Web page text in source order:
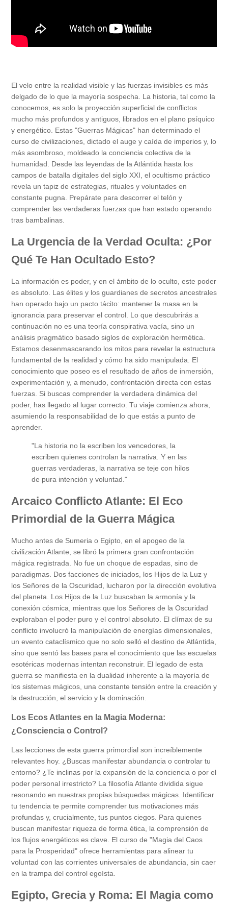
El velo entre la realidad visible y las fuerzas invisibles es más
delgado de lo que la mayoría sospecha. La historia, tal como la
conocemos, es solo la proyección superficial de conflictos
mucho más profundos y antiguos, librados en el plano psíquico
y energético. Estas "Guerras Mágicas" han determinado el
curso de civilizaciones, dictado el auge y caída de imperios y, lo
más asombroso, moldeado la conciencia colectiva de la
humanidad. Desde las leyendas de la Atlántida hasta los
campos de batalla digitales del siglo XXI, el ocultismo práctico
revela un tapiz de estrategias, rituales y voluntades en
constante pugna. Prepárate para descorrer el telón y
comprender las verdaderas fuerzas que han estado operando
tras bambalinas.
La Urgencia de la Verdad Oculta: ¿Por
Qué Te Han Ocultado Esto?
La información es poder, y en el ámbito de lo oculto, este poder
es absoluto. Las élites y los guardianes de secretos ancestrales
han operado bajo un pacto tácito: mantener la masa en la
ignorancia para preservar el control. Lo que descubrirás a
continuación no es una teoría conspirativa vacía, sino un
análisis pragmático basado siglos de exploración hermética.
Estamos desenmascarando los mitos para revelar la estructura
fundamental de la realidad y cómo ha sido manipulada. El
conocimiento que poseo es el resultado de años de inmersión,
experimentación y, a menudo, confrontación directa con estas
fuerzas. Si buscas comprender la verdadera dinámica del
poder, has llegado al lugar correcto. Tu viaje comienza ahora,
asumiendo la responsabilidad de lo que estás a punto de
aprender.
"La historia no la escriben los vencedores, la
escriben quienes controlan la narrativa. Y en las
guerras verdaderas, la narrativa se teje con hilos
de pura intención y voluntad."
Arcaico Conflicto Atlante: El Eco
Primordial de la Guerra Mágica
Mucho antes de Sumeria o Egipto, en el apogeo de la
civilización Atlante, se libró la primera gran confrontación
mágica registrada. No fue un choque de espadas, sino de
paradigmas. Dos facciones de iniciados, los Hijos de la Luz y
los Señores de la Oscuridad, lucharon por la dirección evolutiva
del planeta. Los Hijos de la Luz buscaban la armonía y la
conexión cósmica, mientras que los Señores de la Oscuridad
exploraban el poder puro y el control absoluto. El clímax de su
conflicto involucró la manipulación de energías dimensionales,
un evento cataclísmico que no solo selló el destino de Atlántida,
sino que sentó las bases para el conocimiento que las escuelas
esotéricas modernas intentan reconstruir. El legado de esta
guerra se manifiesta en la dualidad inherente a la mayoría de
los sistemas mágicos, una constante tensión entre la creación y
la destrucción, el servicio y la dominación.
Los Ecos Atlantes en la Magia Moderna:
¿Consciencia o Control?
Las lecciones de esta guerra primordial son increíblemente
relevantes hoy. ¿Buscas manifestar abundancia o controlar tu
entorno? ¿Te inclinas por la expansión de la conciencia o por el
poder personal irrestricto? La filosofía Atlante dividida sigue
resonando en nuestras propias búsquedas mágicas. Identificar
tu tendencia te permite comprender tus motivaciones más
profundas y, crucialmente, tus puntos ciegos. Para quienes
buscan manifestar riqueza de forma ética, la comprensión de
los flujos energéticos es clave. El curso de "Magia del Caos
para la Prosperidad" ofrece herramientas para alinear tu
voluntad con las corrientes universales de abundancia, sin caer
en la trampa del control egoísta.
Egipto, Grecia y Roma: El Magia como